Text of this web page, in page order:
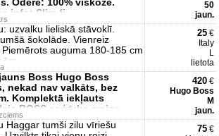
info: Slim fi
50
jaun.
uzvalku lieliskā stāvoklī.
šokolāde. Vienreiz
auguma 180-185 cm
25 €
Italy
L
lietota
Boss Hugo Boss
nekad nav valkāts, bez
Komplektā iekļauts
BOSS apģērba maiss
420 €
Hugo Boss
M
jaun.
Haggar tumši zilu vīriešu
75 €